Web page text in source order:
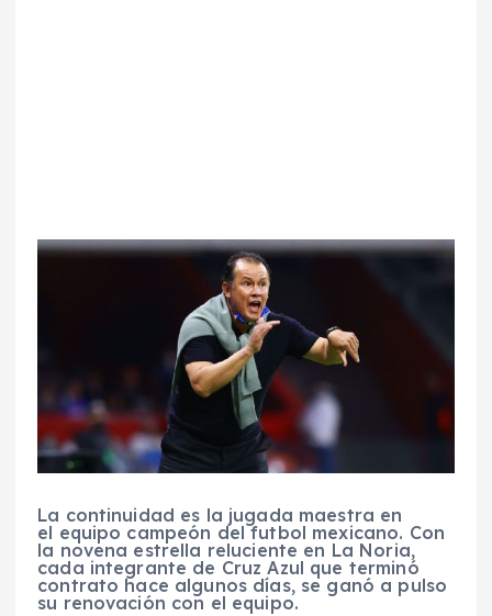
La continuidad es la jugada maestra en
el equipo campeón del futbol mexicano. Con
la novena estrella reluciente en La Noria,
cada integrante de Cruz Azul que terminó
contrato hace algunos días, se ganó a pulso
su renovación con el equipo.